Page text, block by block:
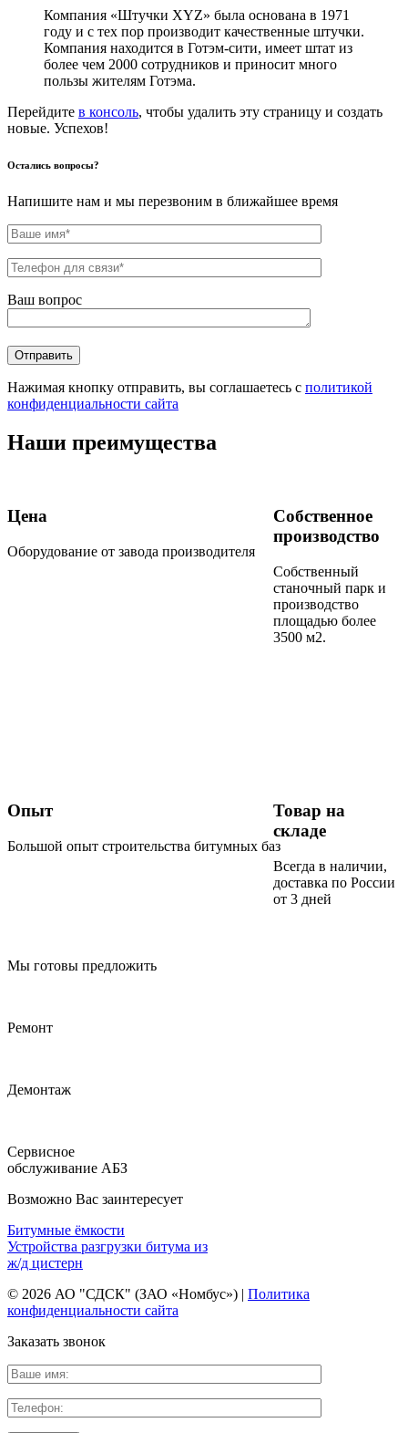
Компания «Штучки XYZ» была основана в 1971
году и с тех пор производит качественные штучки.
Компания находится в Готэм-сити, имеет штат из
более чем 2000 сотрудников и приносит много
пользы жителям Готэма.
Перейдите в консоль, чтобы удалить эту страницу и создать
новые. Успехов!
Остались вопросы?
Напишите нам и мы перезвоним в ближайшее время
Ваш вопрос
Нажимая кнопку отправить, вы соглашаетесь с политикой
конфиденциальности сайта
Наши преимущества
Цена
Оборудование от завода производителя
Собственное
производство
Собственный
станочный парк и
производство
площадью более
3500 м2.
Опыт
Большой опыт строительства битумных баз
Товар на
складе
Всегда в наличии,
доставка по России
от 3 дней
Мы готовы предложить
Ремонт
Демонтаж
Сервисное
обслуживание АБЗ
Возможно Вас заинтересует
Битумные ёмкости
Устройства разгрузки битума из
ж/д цистерн
© 2026 АО "СДСК" (ЗАО «Номбус») | Политика
конфиденциальности сайта
Заказать звонок